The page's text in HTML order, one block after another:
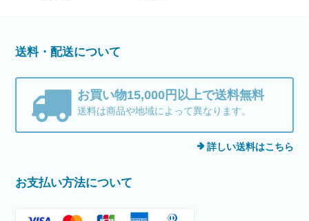
送料・配送について
お買い物15,000円以上で送料無料
送料は商品や地域によって異なります。
詳しい送料はこちら
お支払い方法について